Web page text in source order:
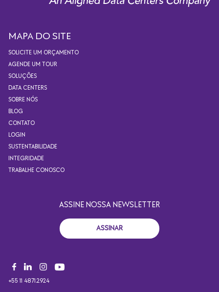
MAPA DO SITE
SOLICITE UM ORÇAMENTO
AGENDE UM TOUR
SOLUÇÕES
DATA CENTERS
SOBRE NÓS
BLOG
CONTATO
LOGIN
SUSTENTABILIDADE
INTEGRIDADE
TRABALHE CONOSCO
ASSINE NOSSA NEWSLETTER
ASSINAR
+55 11 4871.2924